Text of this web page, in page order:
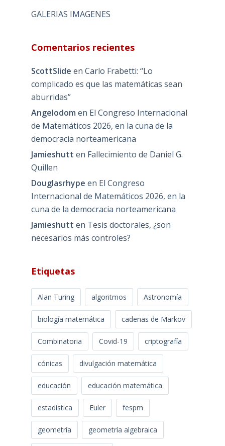
GALERIAS IMAGENES
Comentarios recientes
ScottSlide en Carlo Frabetti: “Lo
complicado es que las matemáticas sean
aburridas”
Angelodom en El Congreso Internacional
de Matemáticos 2026, en la cuna de la
democracia norteamericana
Jamieshutt en Fallecimiento de Daniel G.
Quillen
Douglasrhype en El Congreso
Internacional de Matemáticos 2026, en la
cuna de la democracia norteamericana
Jamieshutt en Tesis doctorales, ¿son
necesarios más controles?
Etiquetas
Alan Turing algoritmos Astronomía
biología matemática cadenas de Markov
Combinatoria Covid-19 criptografía
cónicas divulgación matemática
educación educación matemática
estadística Euler fespm
geometría geometría algebraica